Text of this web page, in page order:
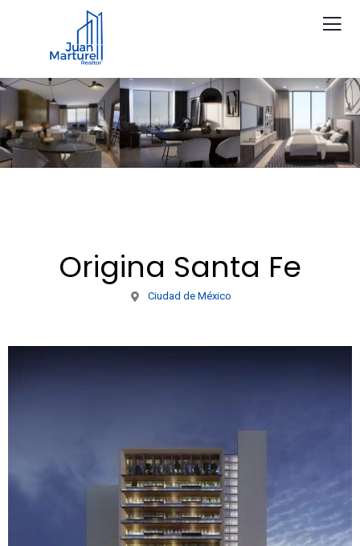
Origina Santa Fe
Ciudad de México